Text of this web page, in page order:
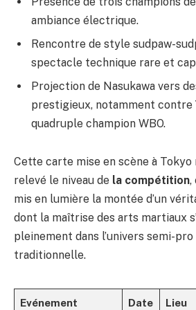
ambiance électrique.
Rencontre de style sudpaw-
spectacle technique rare et
Projection de Nasukawa vers
prestigieux, notamment contre
quadruple champion WBO.
Cette carte mise en scène à Tokyo
relevé le niveau de la compétition,
mis en lumière la montée d’un
dont la maîtrise des arts martiaux
pleinement dans l’univers semi-pro
traditionnelle.
Evénement Date Lieu